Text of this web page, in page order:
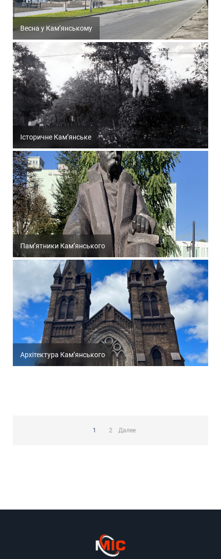
Весна у Кам’янському
Історичне Кам’янське
Пам’ятники Кам’янського
Архітектура Кам’янського
1 2 Далее